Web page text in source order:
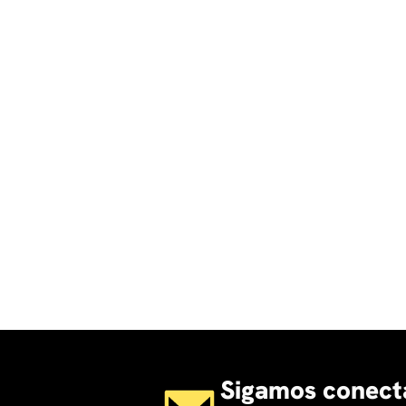
Sigamos